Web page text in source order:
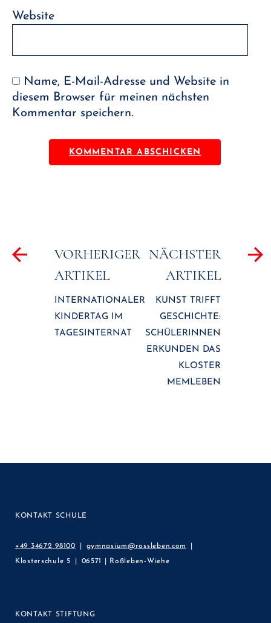
Website
Name, E-Mail-Adresse und Website in
diesem Browser für meinen nächsten
Kommentar speichern.
Beitragsnavigation
VORHERIGER
ARTIKEL
INTERNATIONALER
KINDERTAG IM
TAGESINTERNAT
NÄCHSTER
ARTIKEL
KUNST TRIFFT
GESCHICHTE:
SCHÜLERINNEN
ERKUNDEN DAS
KLOSTER
MEMLEBEN
KONTAKT SCHULE
+49 34672 98100 gymnasium@rossleben.com
Klosterschule 5 06571 | Roßleben-Wiehe
KONTAKT STIFTUNG